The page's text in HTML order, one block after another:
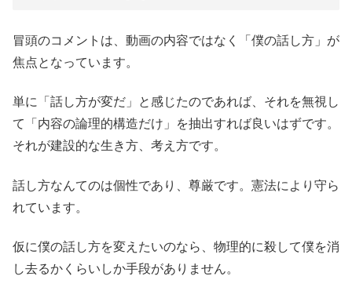
冒頭のコメントは、動画の内容ではなく「僕の話し方」が
焦点となっています。
単に「話し方が変だ」と感じたのであれば、それを無視し
て「内容の論理的構造だけ」を抽出すれば良いはずです。
それが建設的な生き方、考え方です。
話し方なんてのは個性であり、尊厳です。憲法により守ら
れています。
仮に僕の話し方を変えたいのなら、物理的に殺して僕を消
し去るかくらいしか手段がありません。